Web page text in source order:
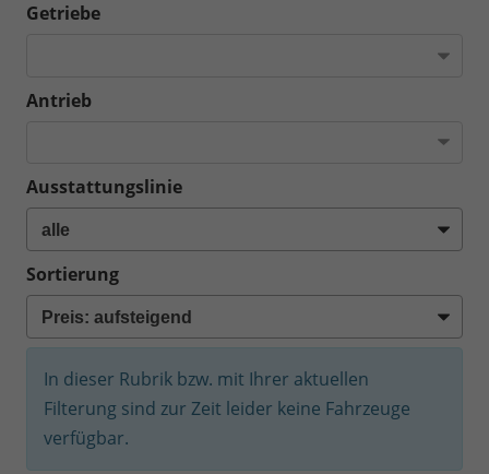
Getriebe
Antrieb
Ausstattungslinie
Sortierung
In dieser Rubrik bzw. mit Ihrer aktuellen
Filterung sind zur Zeit leider keine Fahrzeuge
verfügbar.